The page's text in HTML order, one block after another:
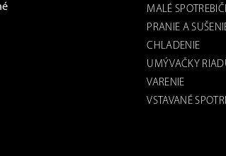
MALÉ
PRANIE A
CHLADENIE
UMÝVAČKY
VARENIE
VSTAVANÉ